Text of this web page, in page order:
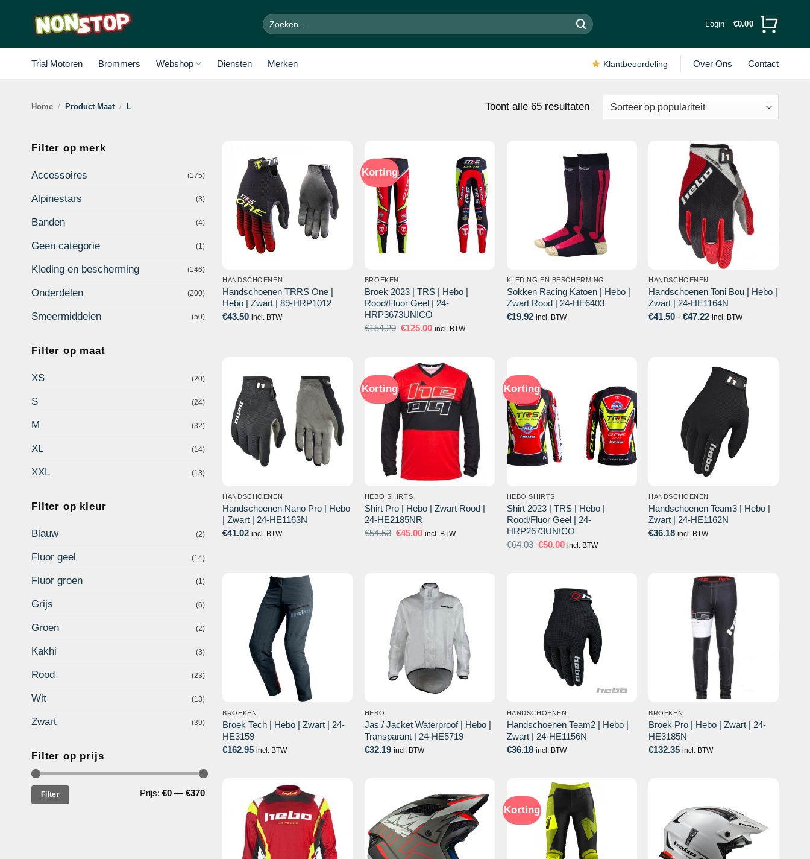
Zoeken
naar:
Login €0.00
Trial Motoren Brommers Webshop Diensten Merken Klantbeoordeling Over Ons Contact
Home / Product Maat / L Toont alle 65 resultatenGesorteerd
Filter op merk
Accessoires (175)
Alpinestars (3)
Banden (4)
Geen categorie (1)
Kleding en bescherming (146)
Onderdelen (200)
Smeermiddelen (50)
Filter op maat
XS (20)
S (24)
M (32)
XL (14)
XXL (13)
Filter op kleur
Blauw (2)
Fluor geel (14)
Fluor groen (1)
Grijs (6)
Groen (2)
Kakhi (3)
Rood (23)
Wit (13)
Zwart (39)
Filter op prijs
Min.
prijs
Max.
prijsFilter Prijs: €0— €370
HANDSCHOENEN
Handschoenen TRRS One |
Hebo | Zwart | 89-HRP1012
€43.50 incl. BTW
Korting
BROEKEN
Broek 2023 | TRS | Hebo |
Rood/Fluor Geel | 24-
HRP3673UNICO
€154.20 Oorspronkelijke
€125.00Huidige
incl. BTW
KLEDING EN BESCHERMING
Sokken Racing Katoen | Hebo |
Zwart Rood | 24-HE6403
€19.92 incl. BTW
HANDSCHOENEN
Handschoenen Toni Bou | Hebo |
Zwart | 24-HE1164N
€41.50 - €47.22Prijsklasse:
incl. BTW
HANDSCHOENEN
Handschoenen Nano Pro | Hebo
| Zwart | 24-HE1163N
€41.02 incl. BTW
Korting
HEBO SHIRTS
Shirt Pro | Hebo | Zwart Rood |
24-HE2185NR
€54.53 Oorspronkelijke
€45.00Huidige
incl. BTW
Korting
HEBO SHIRTS
Shirt 2023 | TRS | Hebo |
Rood/Fluor Geel | 24-
HRP2673UNICO
€64.03 Oorspronkelijke
€50.00Huidige
incl. BTW
HANDSCHOENEN
Handschoenen Team3 | Hebo |
Zwart | 24-HE1162N
€36.18 incl. BTW
BROEKEN
Broek Tech | Hebo | Zwart | 24-
HE3159
€162.95 incl. BTW
HEBO
Jas / Jacket Waterproof | Hebo |
Transparant | 24-HE5719
€32.19 incl. BTW
HANDSCHOENEN
Handschoenen Team2 | Hebo |
Zwart | 24-HE1156N
€36.18 incl. BTW
BROEKEN
Broek Pro | Hebo | Zwart | 24-
HE3185N
€132.35 incl. BTW
Korting